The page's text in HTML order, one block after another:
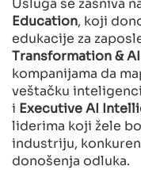
Education, koji
edukacije za
Transformation &
kompanijama da
veštačku
i Executive AI
liderima koji žele
industriju,
donošenja odluka.